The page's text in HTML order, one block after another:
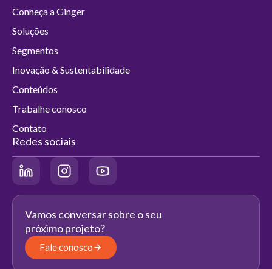
Conheça a Ginger
Soluções
Segmentos
Inovação & Sustentabilidade
Conteúdos
Trabalhe conosco
Contato
Redes sociais
Vamos conversar sobre o seu
próximo projeto?
Fale conosco